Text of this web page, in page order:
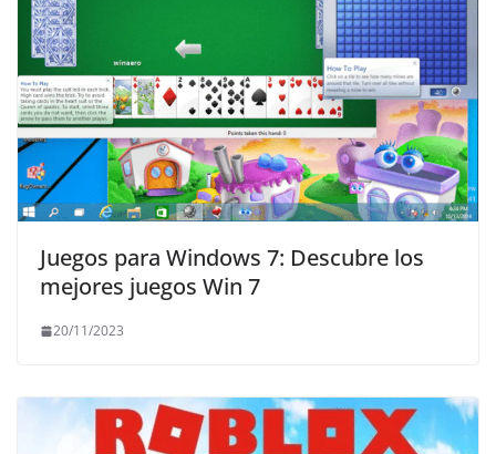
Juegos para Windows 7: Descubre los
mejores juegos Win 7
20/11/2023